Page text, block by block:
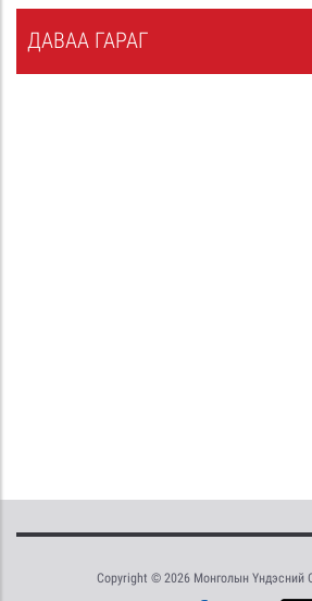
ДАВАА ГАРАГ
Copyright © 2026 Монголын Үндэсний